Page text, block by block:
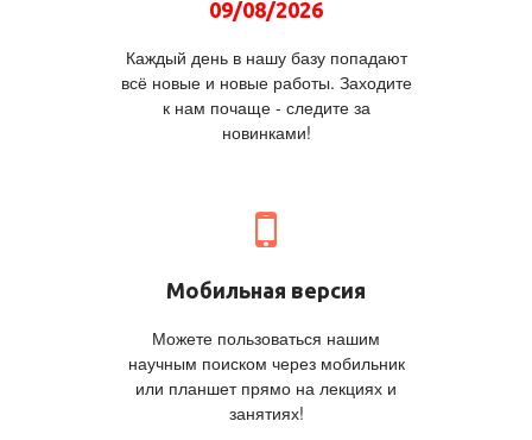
09/08/2026
Каждый день в нашу базу попадают
всё новые и новые работы. Заходите
к нам почаще - следите за
новинками!
Мобильная версия
Можете пользоваться нашим
научным поиском через мобильник
или планшет прямо на лекциях и
занятиях!